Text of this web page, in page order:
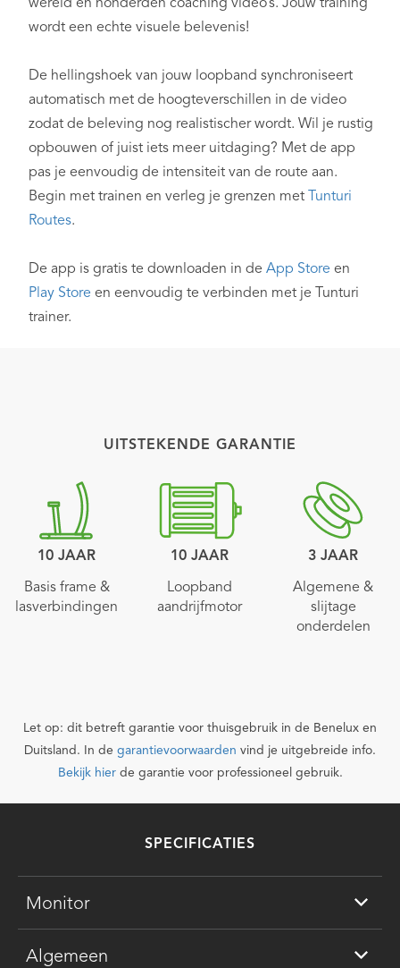
wereld en honderden coaching video’s. Jouw training
wordt een echte visuele belevenis!
De hellingshoek van jouw loopband synchroniseert
automatisch met de hoogteverschillen in de video
zodat de beleving nog realistischer wordt. Wil je rustig
opbouwen of juist iets meer uitdaging? Met de app
pas je eenvoudig de intensiteit van de route aan.
Begin met trainen en verleg je grenzen met Tunturi
Routes.
De app is gratis te downloaden in deApp Store en
Play Store en eenvoudig te verbinden met je Tunturi
trainer.
UITSTEKENDE GARANTIE
10 JAAR
Basis frame &
lasverbindingen
10 JAAR
Loopband
aandrijfmotor
3 JAAR
Algemene &
slijtage
onderdelen
Let op: dit betreft garantie voor thuisgebruik in de Benelux en
Duitsland. In de garantievoorwaarden vind je uitgebreide info.
Bekijk hierde garantie voor professioneel gebruik.
SPECIFICATIES
Monitor
Algemeen